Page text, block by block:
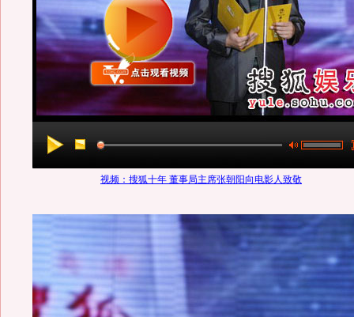
视频：搜狐十年 董事局主席张朝阳向电影人致敬